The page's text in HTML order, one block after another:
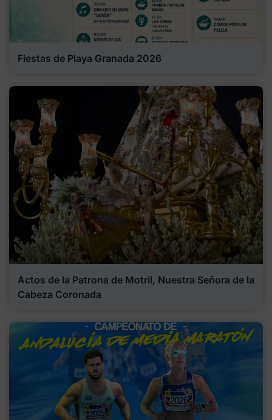
Fiestas de Playa Granada 2026
Actos de la Patrona de Motril, Nuestra Señora de la
Cabeza Coronada